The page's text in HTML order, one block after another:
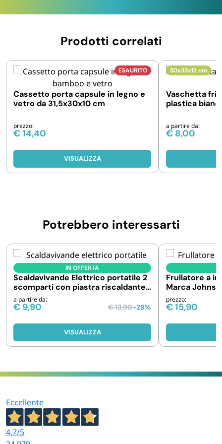
Prodotti correlati
ESAURITO
Cassetto porta capsule in legno e
vetro da 31,5x30x10 cm
prezzo:
€14,40
VISUALIZZA
50x35x12 cm
Vaschetta
plastica
a partire da:
€ 8,00
Potrebbero interessarti
IN OFFERTA
Scaldavivande Elettrico portatile 2
scomparti con piastra riscaldante
40W
a partire da:
€ 9,90 €13,90-29%
VISUALIZZA
Frullatore a
Marca
prezzo:
€15,90
Eccellente
4,7/5